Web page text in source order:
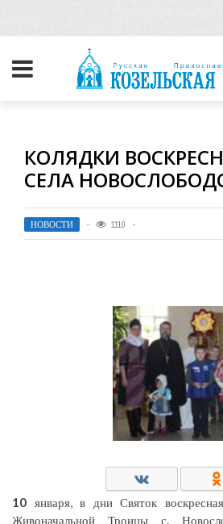
КОЛЯДКИ
СЕЛА
НОВОСТИ 1110
10 января, в дни Святок
Живоначальной Троицы с.